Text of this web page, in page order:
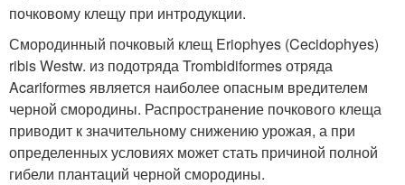
почковому клещу при интродукции.
Смородинный почковый клещ Eriophyes (Cecidophyes)
ribis Westw. из подотряда Trombidiformes отряда
Acariformes является наиболее опасным вредителем
черной смородины. Распространение почкового клеща
приводит к значительному снижению урожая, а при
определенных условиях может стать причиной полной
гибели плантаций черной смородины.